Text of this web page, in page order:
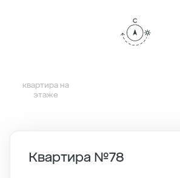
квартира на
этаже
Квартира №78